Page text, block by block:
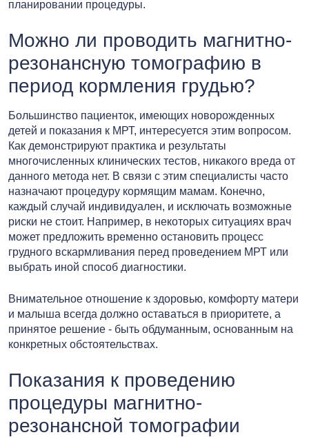
планировании процедуры.
Можно ли проводить магнитно-
резонансную томографию в
период кормления грудью?
Большинство пациенток, имеющих новорожденных
детей и показания к МРТ, интересуется этим вопросом.
Как демонстрируют практика и результаты
многочисленных клинических тестов, никакого вреда от
данного метода нет. В связи с этим специалисты часто
назначают процедуру кормящим мамам. Конечно,
каждый случай индивидуален, и исключать возможные
риски не стоит. Например, в некоторых ситуациях врач
может предложить временно остановить процесс
грудного вскармливания перед проведением МРТ или
выбрать иной способ диагностики.
Внимательное отношение к здоровью, комфорту матери
и малыша всегда должно оставаться в приоритете, а
принятое решение - быть обдуманным, основанным на
конкретных обстоятельствах.
Показания к проведению
процедуры магнитно-
резонансной томографии